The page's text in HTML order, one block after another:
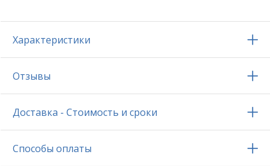
Характеристики
Отзывы
Доставка - Стоимость и сроки
Способы оплаты